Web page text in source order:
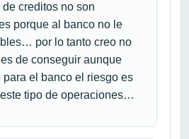
creditos no son
porque al banco no le
por lo tanto creo no
de conseguir aunque
para el banco el riesgo es
tipo de operaciones…